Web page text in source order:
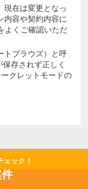
現在は変更となっ
内容や契約内容に
よくご確認いただ
トブラウズ）と呼
存されず正しく
クレットモードの
ック！